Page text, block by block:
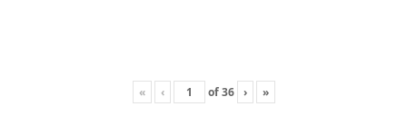
« ‹ of36 › »